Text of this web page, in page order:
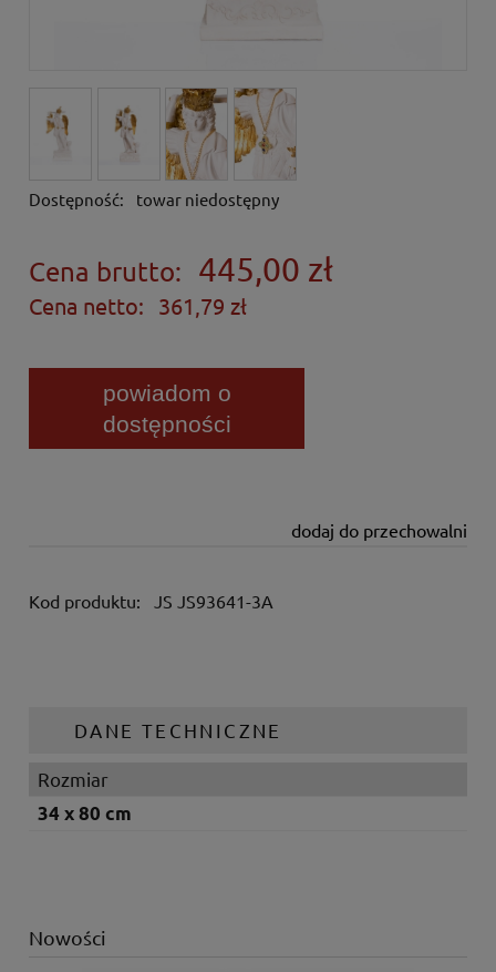
Dostępność: towar niedostępny
Cena brutto: 445,00 zł
Cena netto: 361,79 zł
powiadom o
dostępności
dodaj do przechowalni
Kod produktu: JS JS93641-3A
DANE TECHNICZNE
Rozmiar
34 x 80 cm
Nowości